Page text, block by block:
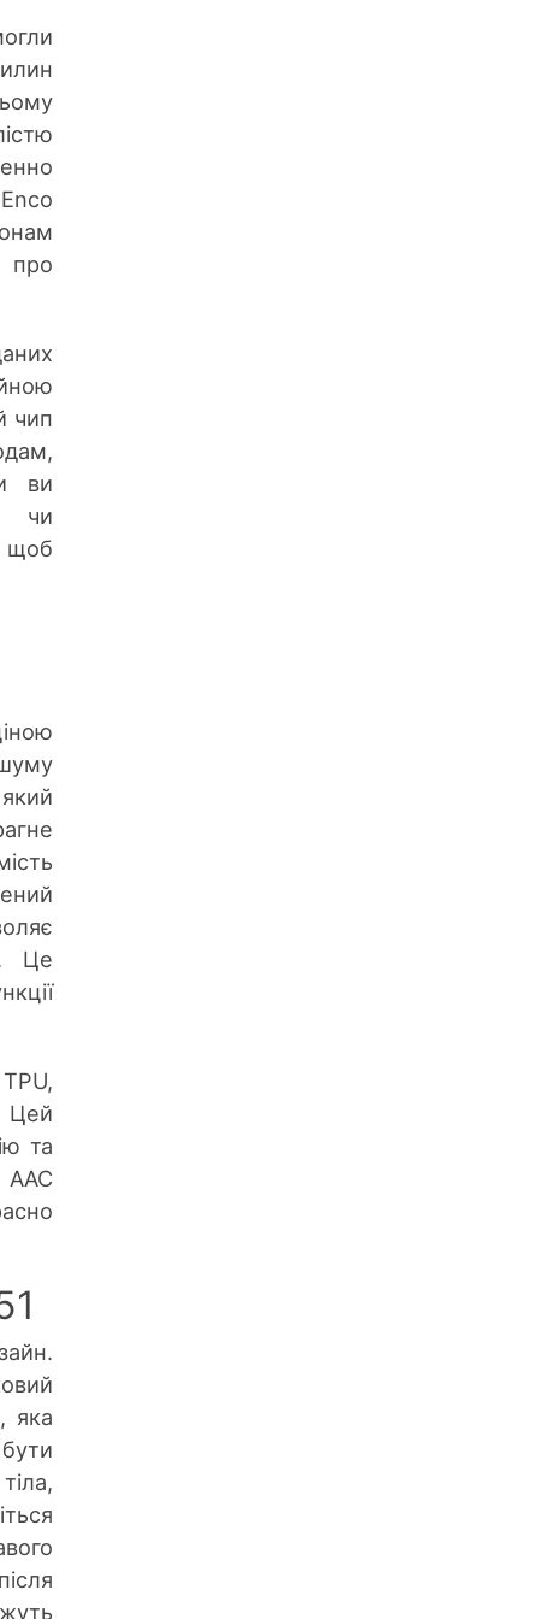
про
чип
ви
чи
щоб
Це
Цей
та
яка